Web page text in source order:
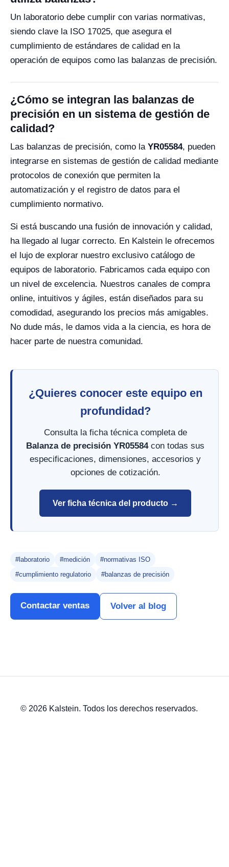
Un laboratorio debe cumplir con varias normativas,
siendo clave la ISO 17025, que asegura el
cumplimiento de estándares de calidad en la
operación de equipos como las balanzas de precisión.
¿Cómo se integran las balanzas de
precisión en un sistema de gestión de
calidad?
Las balanzas de precisión, como la YR05584, pueden
integrarse en sistemas de gestión de calidad mediante
protocolos de conexión que permiten la
automatización y el registro de datos para el
cumplimiento normativo.
Si está buscando una fusión de innovación y calidad,
ha llegado al lugar correcto. En Kalstein le ofrecemos
el lujo de explorar nuestro exclusivo catálogo de
equipos de laboratorio. Fabricamos cada equipo con
un nivel de excelencia. Nuestros canales de compra
online, intuitivos y ágiles, están diseñados para su
comodidad, asegurando los precios más amigables.
No dude más, le damos vida a la ciencia, es hora de
hacer parte de nuestra comunidad.
¿Quieres conocer este equipo en
profundidad?
Consulta la ficha técnica completa de
Balanza de precisión YR05584con todas sus
especificaciones, dimensiones, accesorios y
opciones de cotización.
Ver ficha técnica del producto →
#laboratorio #medición
#normativas ISO
#cumplimiento regulatorio
#balanzas de precisión
Contactar ventas Volver al blog
© 2026 Kalstein. Todos los derechos reservados.